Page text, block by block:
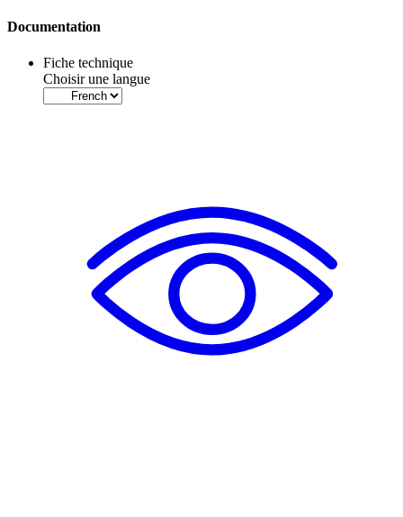
Documentation
Fiche technique
Choisir une langue